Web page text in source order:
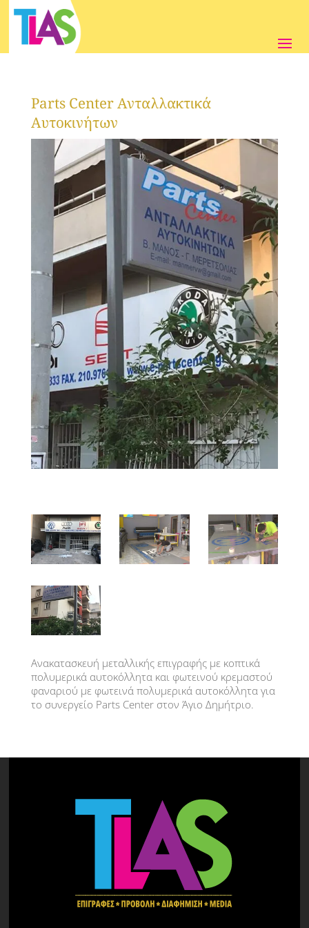
Parts Center Ανταλλακτικά
Αυτοκινήτων
Ανακατασκευή μεταλλικής επιγραφής με κοπτικά
πολυμερικά αυτοκόλλητα και φωτεινού κρεμαστού
φαναριού με φωτεινά πολυμερικά αυτοκόλλητα για
το συνεργείο Parts Center στον Άγιο Δημήτριο.